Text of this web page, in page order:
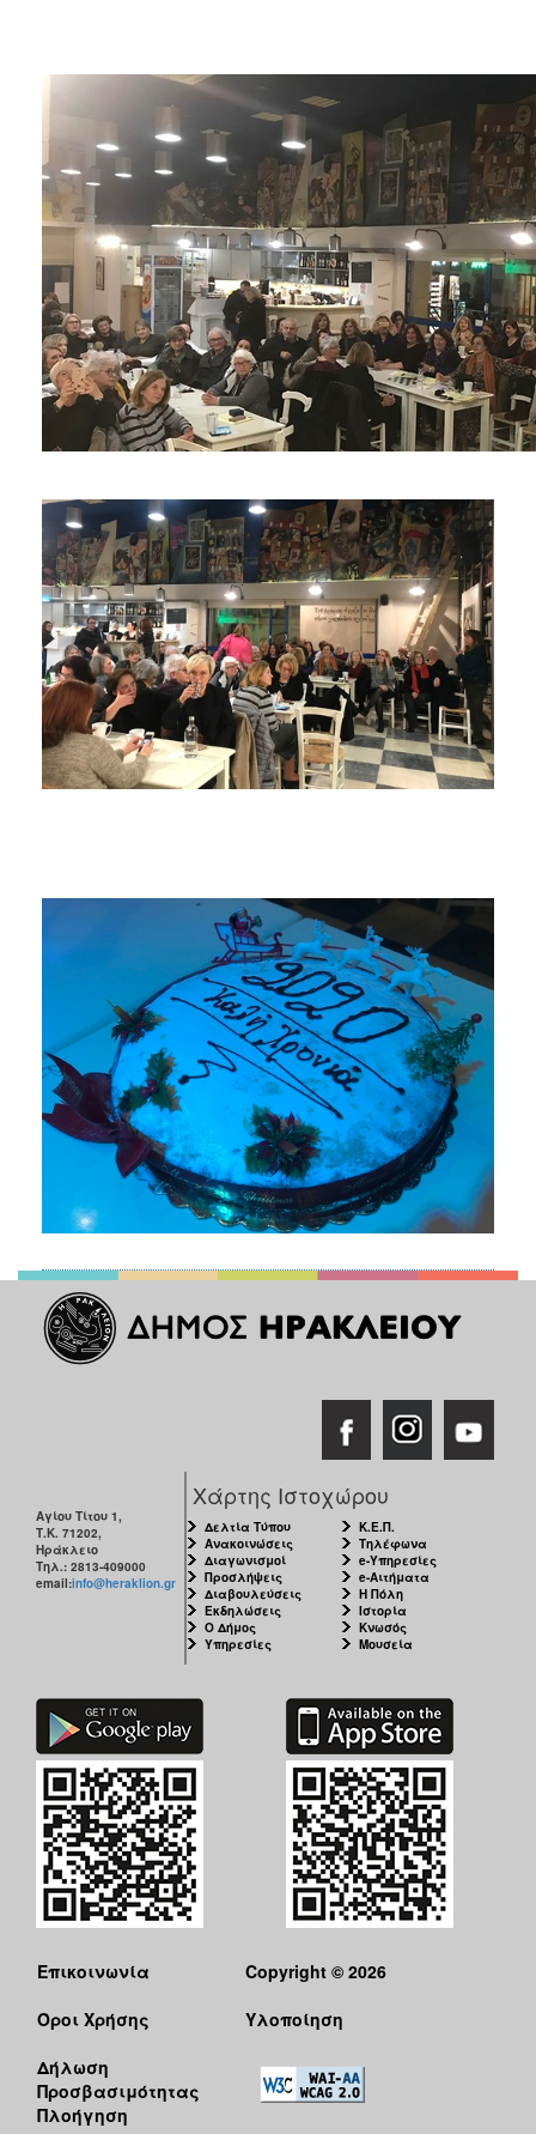
Αγίου Τίτου 1,
Τ.Κ. 71202,
Ηράκλειο
Τηλ.: 2813-409000
email:info@heraklion.gr
Χάρτης Ιστοχώρου
Δελτία Τύπου
Ανακοινώσεις
Διαγωνισμοί
Προσλήψεις
Διαβουλεύσεις
Εκδηλώσεις
Ο Δήμος
Υπηρεσίες
Κ.Ε.Π.
Τηλέφωνα
e-Υπηρεσίες
e-Αιτήματα
Η Πόλη
Ιστορία
Κνωσός
Μουσεία
Επικοινωνία
Όροι Χρήσης
Δήλωση
Προσβασιμότητας
Πλοήγηση
Copyright © 2026
Υλοποίηση